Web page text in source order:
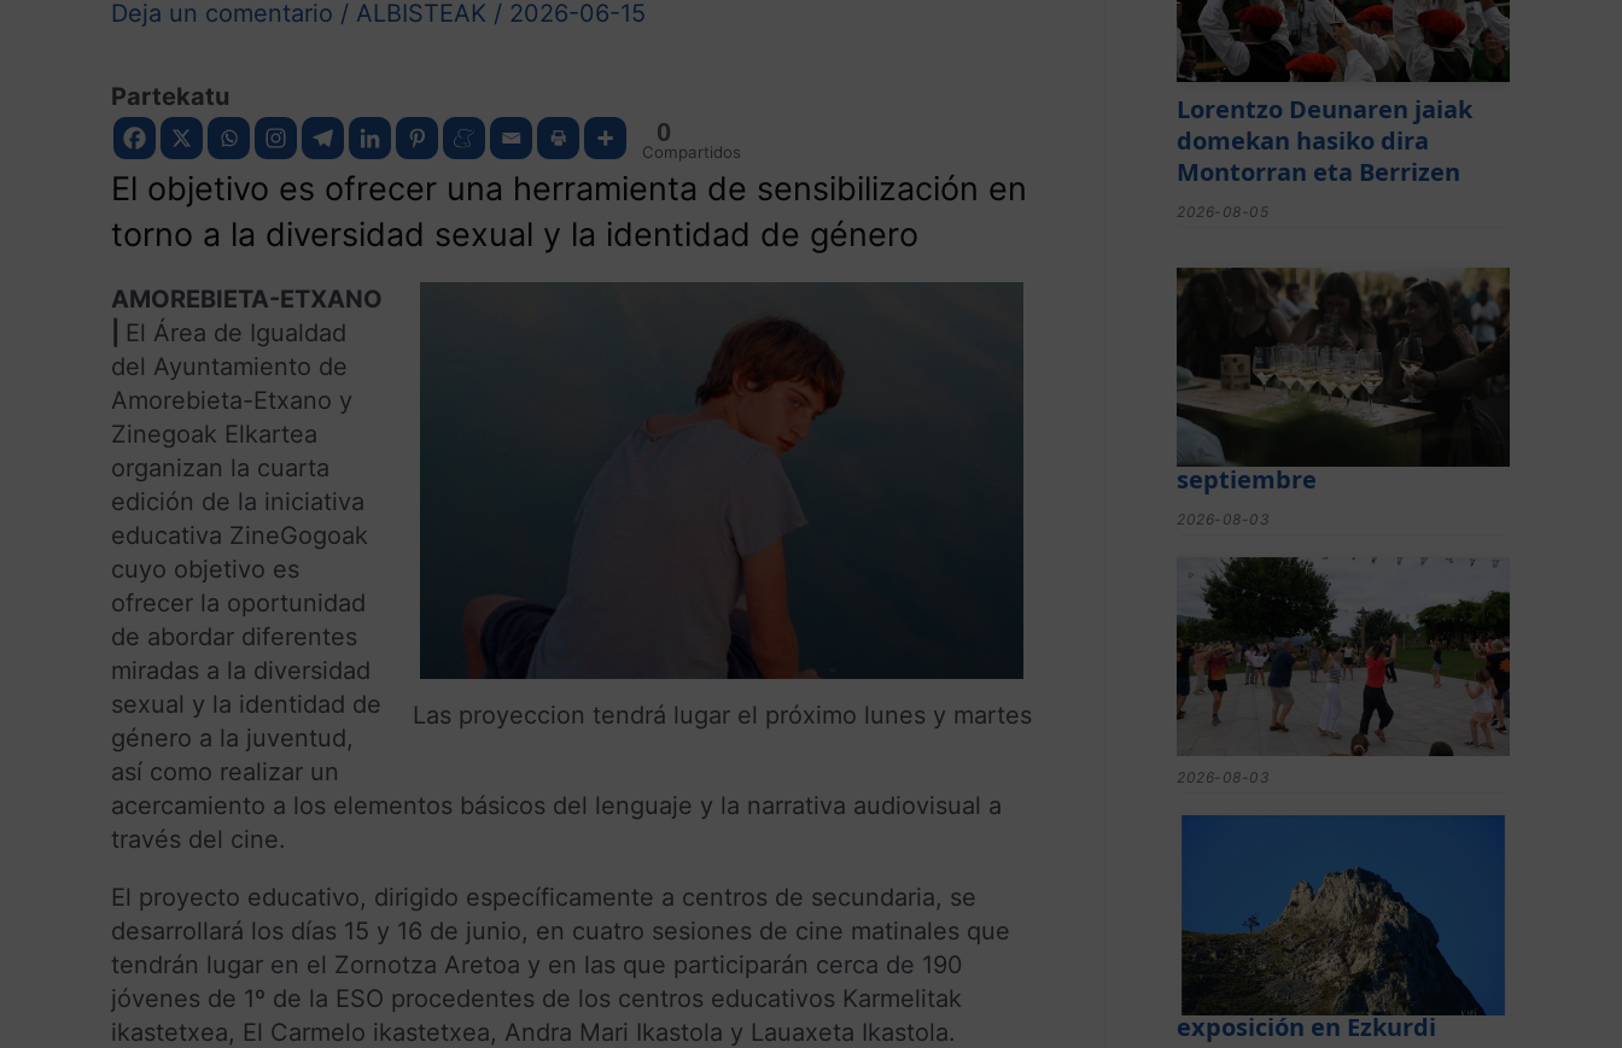
Deja un comentario / ALBISTEAK / 2026-06-15
Partekatu
0
Compartidos
El objetivo es ofrecer una herramienta de sensibilización en
torno a la diversidad sexual y la identidad de género
Las proyeccion tendrá lugar el próximo lunes y martes
AMOREBIETA-ETXANO
El Área de Igualdad
del Ayuntamiento de
Amorebieta-Etxano y
Zinegoak Elkartea
organizan la cuarta
edición de la iniciativa
educativa ZineGogoak
cuyo objetivo es
ofrecer la oportunidad
de abordar diferentes
miradas a la diversidad
sexual y la identidad de
género a la juventud,
así como realizar un
acercamiento a los elementos básicos del lenguaje y la narrativa audiovisual a
través del cine.
El proyecto educativo, dirigido específicamente a centros de secundaria, se
desarrollará los días 15 y 16 de junio, en cuatro sesiones de cine matinales que
tendrán lugar en el Zornotza Aretoa y en las que participarán cerca de 190
jóvenes de 1º de la ESO procedentes de los centros educativos Karmelitak
ikastetxea, El Carmelo ikastetxea, Andra Mari Ikastola y Lauaxeta Ikastola.
Lorentzo Deunaren jaiak
domekan hasiko dira
Montorran eta Berrizen
2026-08-05
El festival de Bizkaiko
Txakolina ‘Mahasti Artean’
llega a Durangaldea en
septiembre
2026-08-03
Gerediaga inicia sus fiestas
con una cena y la romería
de Ansorregi eta Larrañaga
2026-08-03
Las «Peñas del
Duranguesado»,
protagonistas de la nueva
exposición en Ezkurdi